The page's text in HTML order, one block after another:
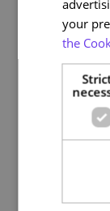
your
the